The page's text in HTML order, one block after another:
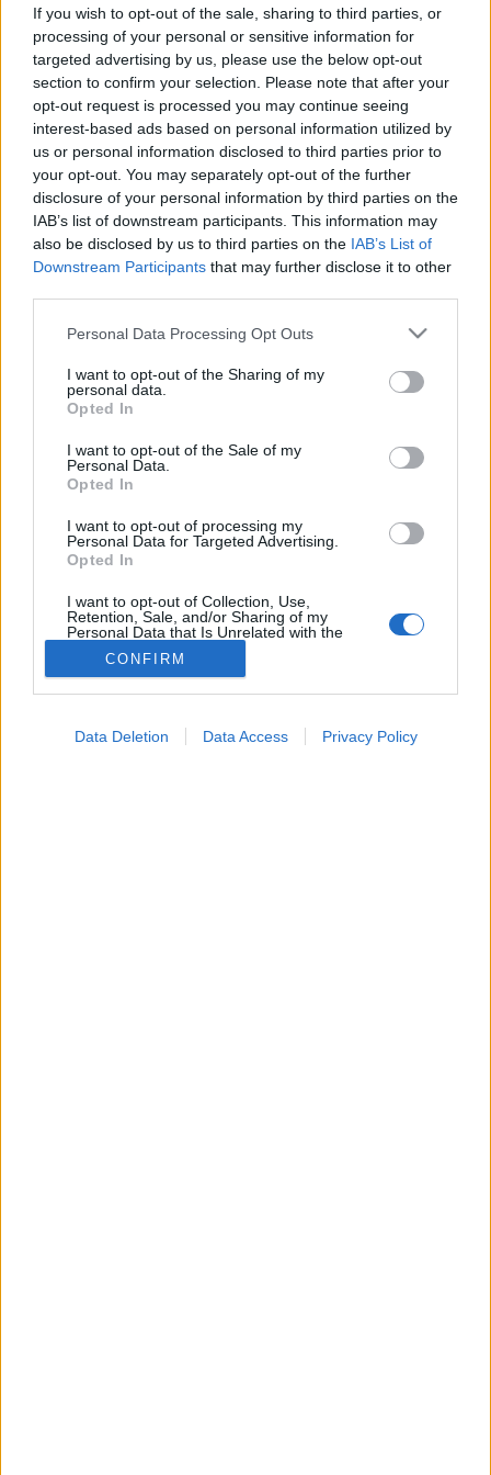
If you wish to opt-out of the sale, sharing to third parties, or
processing of your personal or sensitive information for
targeted advertising by us, please use the below opt-out
section to confirm your selection. Please note that after your
opt-out request is processed you may continue seeing
interest-based ads based on personal information utilized by
us or personal information disclosed to third parties prior to
your opt-out. You may separately opt-out of the further
disclosure of your personal information by third parties on the
IAB’s list of downstream participants. This information may
also be disclosed by us to third parties on the IAB’s List of
Downstream Participants that may further disclose it to other
Please note that this website/app uses one or more Google
not limited to your visit or usage behaviour. You may click to
grant or deny consent to Google and its third-party tags to
use your data for below specified purposes in below Google
consent section.
Personal Data Processing Opt Outs
I want to opt-out of the Sharing of my
personal data.
Opted In
I want to opt-out of the Sale of my
Personal Data.
Opted In
I want to opt-out of processing my
Personal Data for Targeted Advertising.
Opted In
I want to opt-out of Collection, Use,
Retention, Sale, and/or Sharing of my
Personal Data that Is Unrelated with the
Purposes for which it was collected.
Opted Out
CONFIRM
Data Deletion Data Access Privacy Policy
jeleit
2026. április 28. 18:24
Küldés Küldés Messengeren